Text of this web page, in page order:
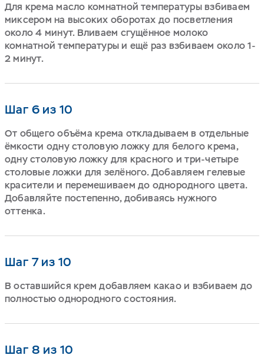
Для крема масло комнатной температуры взбиваем
миксером на высоких оборотах до посветления
около 4 минут. Вливаем сгущённое молоко
комнатной температуры и ещё раз взбиваем около 1-
2 минут.
Шаг 6 из 10
От общего объёма крема откладываем в отдельные
ёмкости одну столовую ложку для белого крема,
одну столовую ложку для красного и три-четыре
столовые ложки для зелёного. Добавляем гелевые
красители и перемешиваем до однородного цвета.
Добавляйте постепенно, добиваясь нужного
оттенка.
Шаг 7 из 10
В оставшийся крем добавляем какао и взбиваем до
полностью однородного состояния.
Шаг 8 из 10